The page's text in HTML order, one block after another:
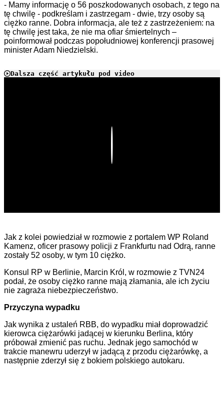
- Mamy informację o 56 poszkodowanych osobach, z tego na
tę chwilę - podkreślam i zastrzegam - dwie, trzy osoby są
ciężko ranne. Dobra informacja, ale też z zastrzeżeniem: na
tę chwilę jest taka, że nie ma ofiar śmiertelnych –
poinformował podczas popołudniowej konferencji prasowej
minister Adam Niedzielski.
Dalsza część artykułu pod video
Jak z kolei powiedział w rozmowie z portalem WP Roland
Kamenz, oficer prasowy policji z Frankfurtu nad Odrą, ranne
zostały 52 osoby, w tym 10 ciężko.
Konsul RP w Berlinie, Marcin Król, w rozmowie z TVN24
podał, że osoby ciężko ranne mają złamania, ale ich życiu
nie zagraża niebezpieczeństwo.
Przyczyna wypadku
Jak wynika z ustaleń RBB, do wypadku miał doprowadzić
kierowca ciężarówki jadącej w kierunku Berlina, który
próbował zmienić pas ruchu. Jednak jego samochód w
trakcie manewru uderzył w jadącą z przodu ciężarówkę, a
następnie zderzył się z bokiem polskiego autokaru.